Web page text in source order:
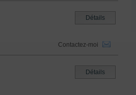
Détails
Contactez-moi
Détails